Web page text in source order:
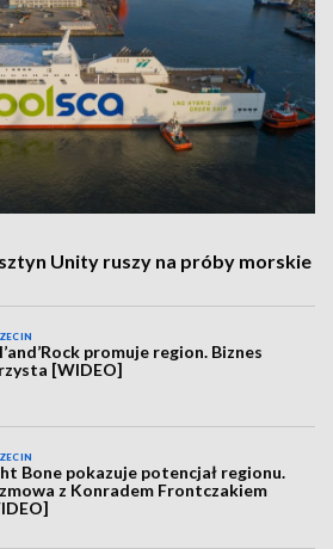
Unity ruszy na próby morskie
promuje region. Biznes
[WIDEO]
Bone pokazuje potencjał regionu.
z Konradem Frontczakiem